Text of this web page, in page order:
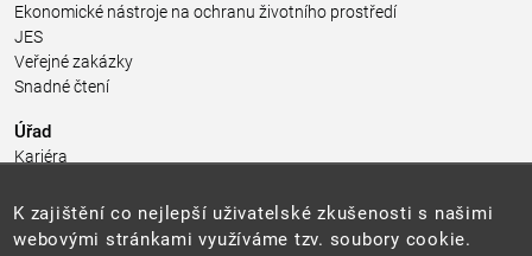
Ekonomické nástroje na ochranu životního prostředí
JES
Veřejné zakázky
Snadné čtení
Úřad
Kariéra
Pro média a veřejnost
Povinně zveřejňované informace
K zajištění co nejlepší uživatelské zkušenosti s našimi
webovými stránkami využíváme tzv. soubory cookie.